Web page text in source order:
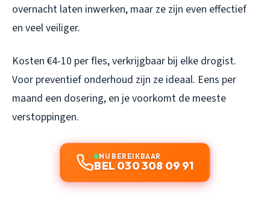
overnacht laten inwerken, maar ze zijn even effectief
en veel veiliger.
Kosten €4-10 per fles, verkrijgbaar bij elke drogist.
Voor preventief onderhoud zijn ze ideaal. Eens per
maand een dosering, en je voorkomt de meeste
verstoppingen.
NU BEREIKBAAR
BEL 030 308 09 91